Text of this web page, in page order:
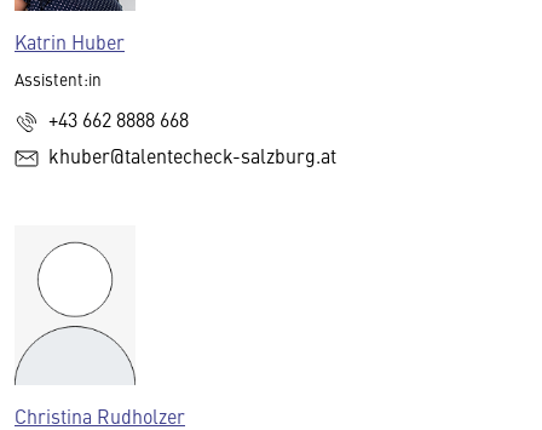
Katrin Huber
Assistent:in
+43 662 8888 668
khuber@talentecheck-salzburg.at
Christina Rudholzer